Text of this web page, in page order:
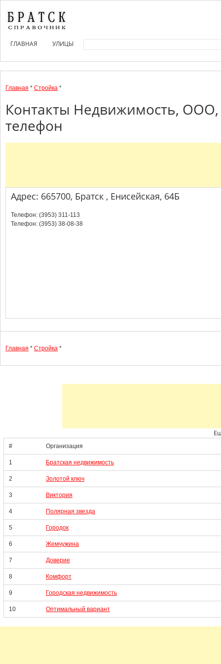
ГЛАВНАЯ УЛИЦЫ
Главная * Стройка *
Контакты Недвижимость, ООО,
телефон
Адрес: 665700, Братск , Енисейская, 64Б
Телефон: (3953) 311-113
Телефон: (3953) 38-08-38
Главная * Стройка *
# Организация
1 Братская недвижимость
2 Золотой ключ
3 Виктория
4 Полярная звезда
5 Городок
6 Жемчужина
7 Доверие
8 Комфорт
9 Городская недвижимость
10 Оптимальный вариант